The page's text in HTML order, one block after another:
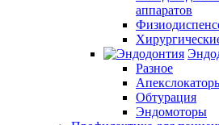
аппаратов
Разное
Обтурация
Эндомоторы